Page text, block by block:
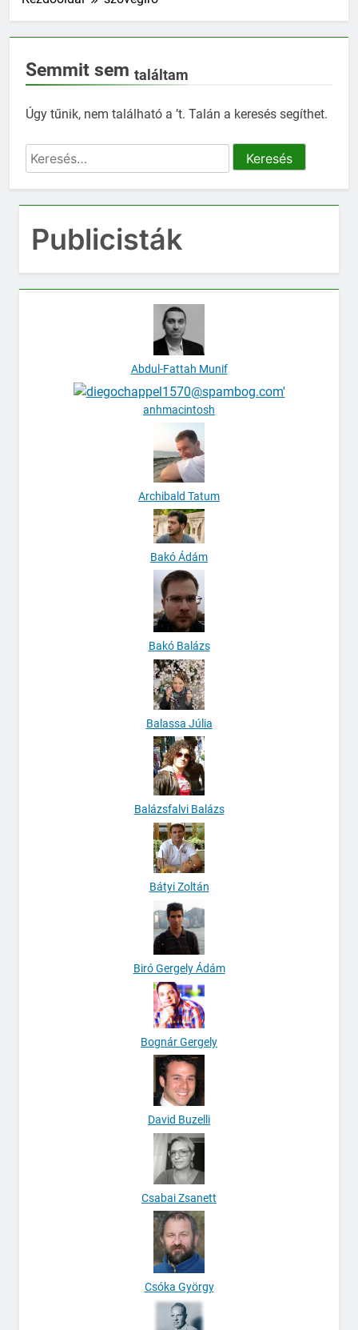
Semmit sem találtam
Úgy tűnik, nem található a ’t. Talán a keresés segíthet.
Keresés:
Publicisták
Abdul-Fattah Munif
anhmacintosh
Archibald Tatum
Bakó Ádám
Bakó Balázs
Balassa Júlia
Balázsfalvi Balázs
Bátyi Zoltán
Biró Gergely Ádám
Bognár Gergely
David Buzelli
Csabai Zsanett
Csóka György